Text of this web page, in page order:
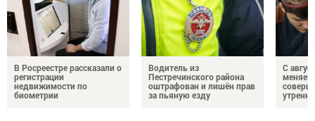
В Росреестре рассказали о
регистрации
недвижимости по
биометрии
Водитель из
Пестречинского района
оштрафован и лишён прав
за пьяную езду
С